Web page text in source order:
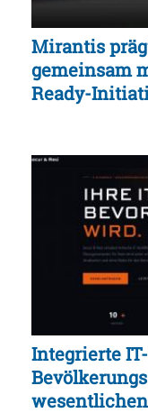
Mirantis
gemeinsam
Ready-
Integrierte